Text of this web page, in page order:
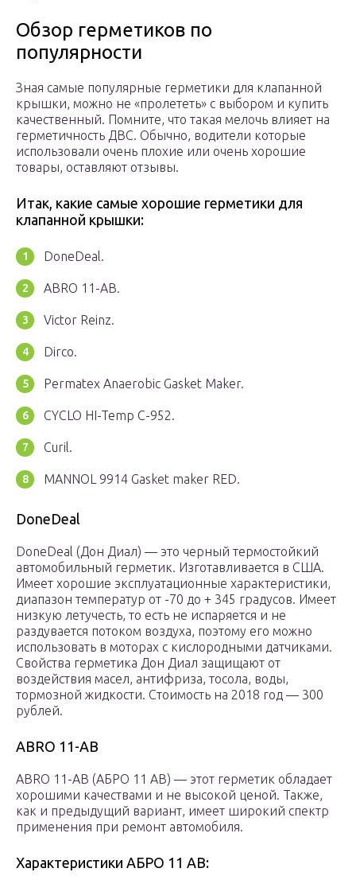
Обзор герметиков по
популярности
Зная самые популярные герметики для клапанной
крышки, можно не «пролететь» с выбором и купить
качественный. Помните, что такая мелочь влияет на
герметичность ДВС. Обычно, водители которые
использовали очень плохие или очень хорошие
товары, оставляют отзывы.
Итак, какие самые хорошие герметики для
клапанной крышки:
DoneDeal.
ABRO 11-AB.
Victor Reinz.
Dirco.
Permatex Anaerobic Gasket Maker.
CYCLO HI-Temp C-952.
Curil.
MANNOL 9914 Gasket maker RED.
DoneDeal
DoneDeal (Дон Диал) — это черный термостойкий
автомобильный герметик. Изготавливается в США.
Имеет хорошие эксплуатационные характеристики,
диапазон температур от -70 до + 345 градусов. Имеет
низкую летучесть, то есть не испаряется и не
раздувается потоком воздуха, поэтому его можно
использовать в моторах с кислородными датчиками.
Свойства герметика Дон Диал защищают от
воздействия масел, антифриза, тосола, воды,
тормозной жидкости. Стоимость на 2018 год — 300
рублей.
ABRO 11-AB
ABRO 11-AB (АБРО 11 АВ) — этот герметик обладает
хорошими качествами и не высокой ценой. Также,
как и предыдущий вариант, имеет широкий спектр
применения при ремонт автомобиля.
Характеристики АБРО 11 АВ: